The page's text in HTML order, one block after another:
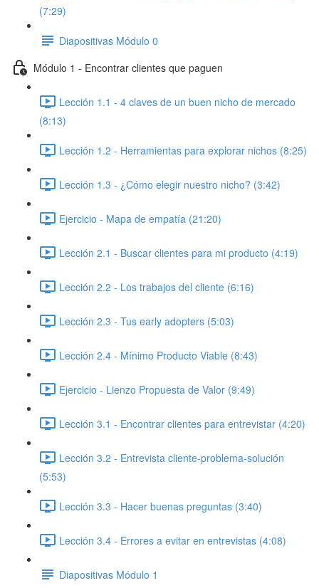
(7:29)
Diapositivas Módulo 0
Módulo 1 - Encontrar clientes que paguen
Lección 1.1 - 4 claves de un buen nicho de mercado
(8:13)
Lección 1.2 - Herramientas para explorar nichos (8:25)
Lección 1.3 - ¿Cómo elegir nuestro nicho? (3:42)
Ejercicio - Mapa de empatía (21:20)
Lección 2.1 - Buscar clientes para mi producto (4:19)
Lección 2.2 - Los trabajos del cliente (6:16)
Lección 2.3 - Tus early adopters (5:03)
Lección 2.4 - Mínimo Producto Viable (8:43)
Ejercicio - Lienzo Propuesta de Valor (9:49)
Lección 3.1 - Encontrar clientes para entrevistar (4:20)
Lección 3.2 - Entrevista cliente-problema-solución
(5:53)
Lección 3.3 - Hacer buenas preguntas (3:40)
Lección 3.4 - Errores a evitar en entrevistas (4:08)
Diapositivas Módulo 1